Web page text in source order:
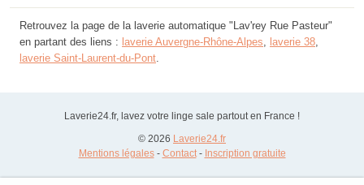
Retrouvez la page de la laverie automatique "Lav'rey Rue Pasteur"
en partant des liens : laverie Auvergne-Rhône-Alpes, laverie 38,
laverie Saint-Laurent-du-Pont.
Laverie24.fr, lavez votre linge sale partout en France !
© 2026 Laverie24.fr
Mentions légales- Contact- Inscription gratuite